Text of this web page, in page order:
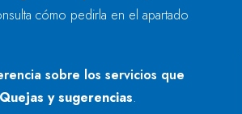
cómo pedirla en el apartado
sobre los servicios que
Quejas y sugerencias.